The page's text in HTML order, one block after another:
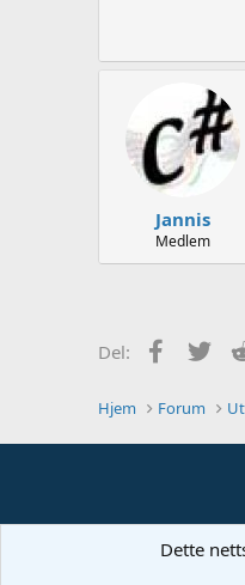
Jannis
Medlem
Del:
Hjem Forum
Dette